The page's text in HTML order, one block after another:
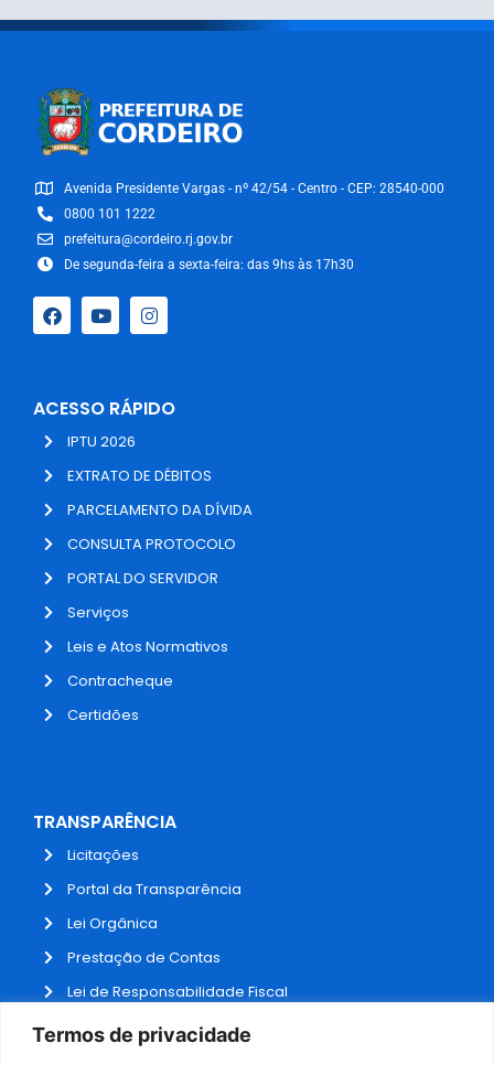
Termos de privacidade
Avenida Presidente Vargas - nº 42/54 - Centro - CEP: 28540-000
0800 101 1222
prefeitura@cordeiro.rj.gov.br
De segunda-feira a sexta-feira: das 9hs às 17h30
ACESSO RÁPIDO
IPTU 2026
EXTRATO DE DÉBITOS
PARCELAMENTO DA DÍVIDA
CONSULTA PROTOCOLO
PORTAL DO SERVIDOR
Serviços
Leis e Atos Normativos
Contracheque
Certidões
TRANSPARÊNCIA
Licitações
Portal da Transparência
Lei Orgânica
Prestação de Contas
Lei de Responsabilidade Fiscal
Receitas e Despesas